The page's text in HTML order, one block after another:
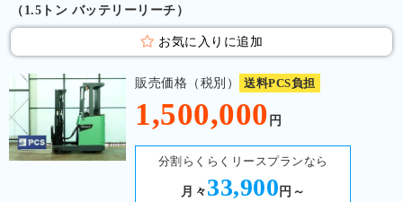
（1.5トン バッテリーリーチ）
お気に入りに追加
販売価格（税別） 送料PCS負担
1,500,000 円
分割らくらくリースプランなら
月々 33,900 円～